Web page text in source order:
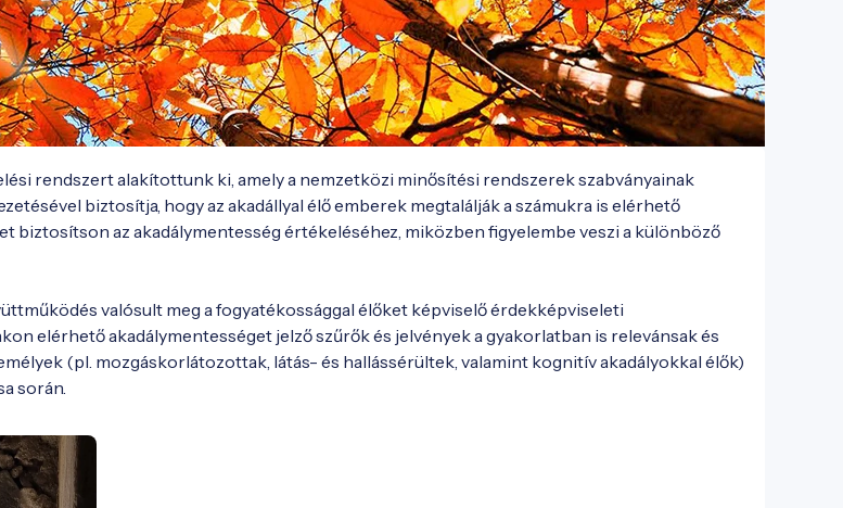
rendszert alakítottunk ki, amely a nemzetközi minősítési rendszerek szabványainak
biztosítja, hogy az akadállyal élő emberek megtalálják a számukra is elérhető
biztosítson az akadálymentesség értékeléséhez, miközben figyelembe veszi a különböző
valósult meg a fogyatékossággal élőket képviselő érdekképviseleti
elérhető akadálymentességet jelző szűrők és jelvények a gyakorlatban is relevánsak és
(pl. mozgáskorlátozottak, látás- és hallássérültek, valamint kognitív akadályokkal élők)
során.